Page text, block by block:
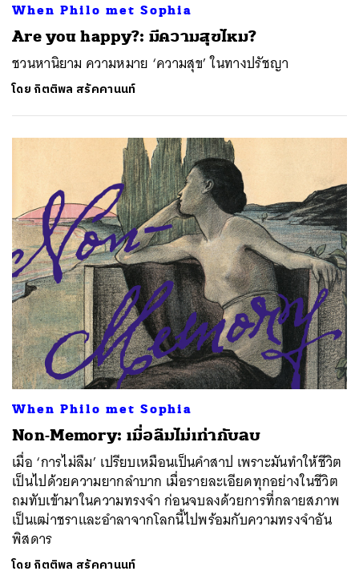
When Philo met Sophia
Are you happy?: มีความสุขไหม?
ชวนหานิยาม ความหมาย ‘ความสุข’ ในทางปรัชญา
โดย กิตติพล สรัคคานนท์
When Philo met Sophia
Non-Memory: เมื่อลืมไม่เท่ากับลบ
เมื่อ ‘การไม่ลืม’ เปรียบเหมือนเป็นคำสาป เพราะมันทำให้ชีวิต
เป็นไปด้วยความยากลำบาก เมื่อรายละเอียดทุกอย่างในชีวิต
ถมทับเข้ามาในความทรงจำ ก่อนจบลงด้วยการที่กลายสภาพ
เป็นเฒ่าชราและอำลาจากโลกนี้ไปพร้อมกับความทรงจำอัน
พิสดาร
โดย กิตติพล สรัคคานนท์
TWEET LINE